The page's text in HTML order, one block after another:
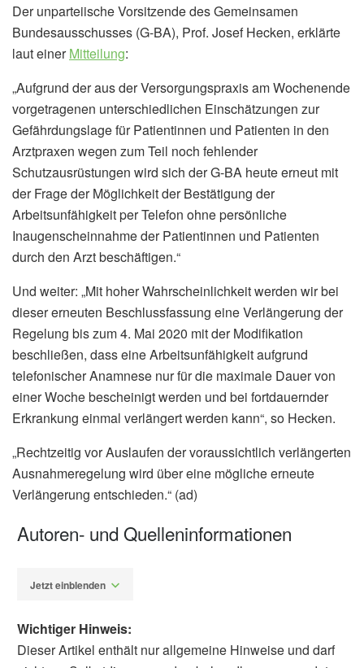
Der unparteiische Vorsitzende des Gemeinsamen
Bundesausschusses (G-BA), Prof. Josef Hecken, erklärte
laut einerMitteilung:
„Aufgrund der aus der Versorgungspraxis am Wochenende
vorgetragenen unterschiedlichen Einschätzungen zur
Gefährdungslage für Patientinnen und Patienten in den
Arztpraxen wegen zum Teil noch fehlender
Schutzausrüstungen wird sich der G-BA heute erneut mit
der Frage der Möglichkeit der Bestätigung der
Arbeitsunfähigkeit per Telefon ohne persönliche
Inaugenscheinnahme der Patientinnen und Patienten
durch den Arzt beschäftigen.“
Und weiter: „Mit hoher Wahrscheinlichkeit werden wir bei
dieser erneuten Beschlussfassung eine Verlängerung der
Regelung bis zum 4. Mai 2020 mit der Modifikation
beschließen, dass eine Arbeitsunfähigkeit aufgrund
telefonischer Anamnese nur für die maximale Dauer von
einer Woche bescheinigt werden und bei fortdauernder
Erkrankung einmal verlängert werden kann“, so Hecken.
„Rechtzeitig vor Auslaufen der voraussichtlich verlängerten
Ausnahmeregelung wird über eine mögliche erneute
Verlängerung entschieden.“ (ad)
Autoren- und Quelleninformationen
Jetzt einblenden
Wichtiger Hinweis:
Dieser Artikel enthält nur allgemeine Hinweise und darf